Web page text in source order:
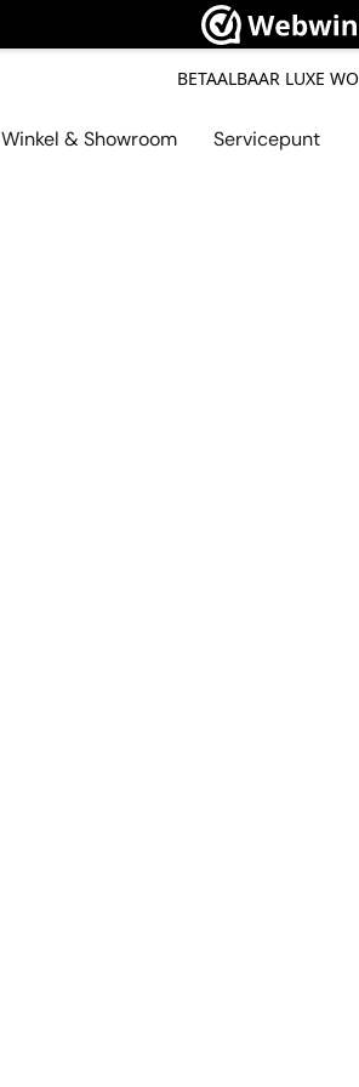
BETAALBAAR LUXE
Winkel & Showroom Servicepunt